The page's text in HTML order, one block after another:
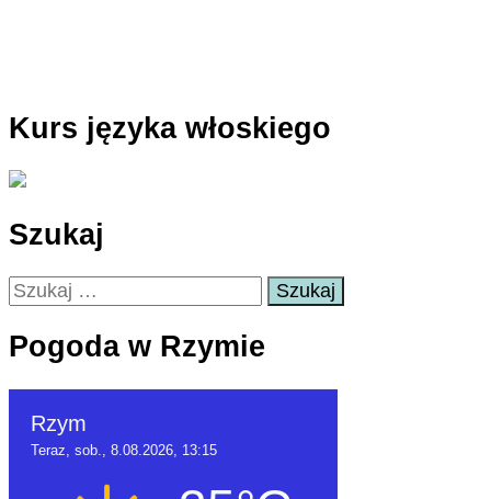
Kurs języka włoskiego
Szukaj
Szukaj:
Pogoda w Rzymie